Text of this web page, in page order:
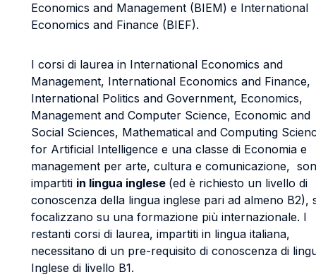
Economics and Management (BIEM) e International
Economics and Finance (BIEF).
I corsi di laurea in International Economics and
Management, International Economics and Finance,
International Politics and Government, Economics,
Management and Computer Science, Economic and
Social Sciences, Mathematical and Computing
for Artificial Intelligence e una classe di Economia e
management per arte, cultura e comunicazione,
impartiti in lingua inglese (ed è richiesto un livello di
conoscenza della lingua inglese pari ad almeno B2),
focalizzano su una formazione più internazionale. I
restanti corsi di laurea, impartiti in lingua italiana,
necessitano di un pre-requisito di conoscenza di
Inglese di livello B1.